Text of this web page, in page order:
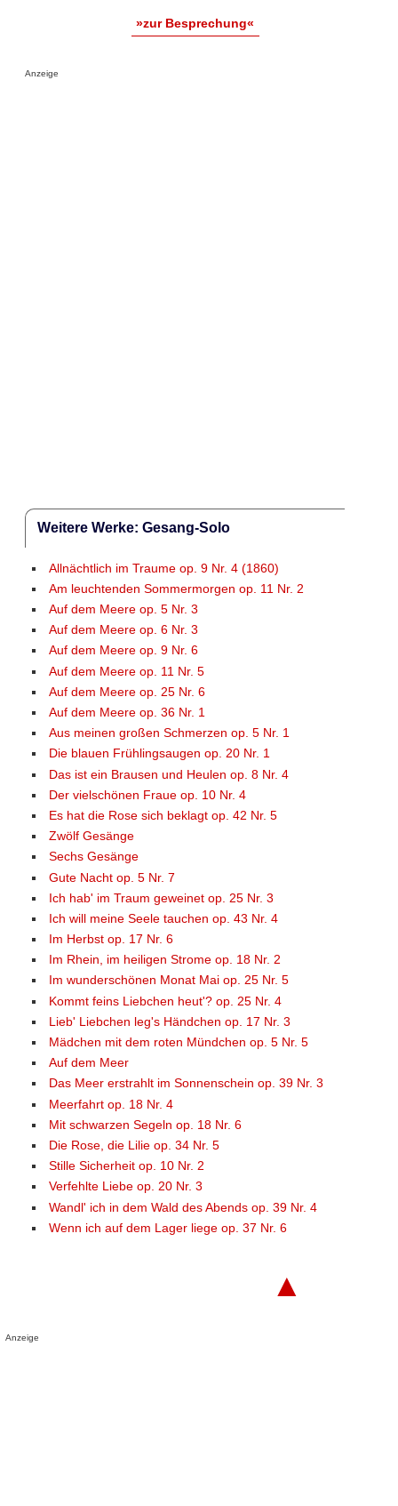
»zur Besprechung«
Anzeige
Weitere Werke: Gesang-Solo
Allnächtlich im Traume op. 9 Nr. 4 (1860)
Am leuchtenden Sommermorgen op. 11 Nr. 2
Auf dem Meere op. 5 Nr. 3
Auf dem Meere op. 6 Nr. 3
Auf dem Meere op. 9 Nr. 6
Auf dem Meere op. 11 Nr. 5
Auf dem Meere op. 25 Nr. 6
Auf dem Meere op. 36 Nr. 1
Aus meinen großen Schmerzen op. 5 Nr. 1
Die blauen Frühlingsaugen op. 20 Nr. 1
Das ist ein Brausen und Heulen op. 8 Nr. 4
Der vielschönen Fraue op. 10 Nr. 4
Es hat die Rose sich beklagt op. 42 Nr. 5
Zwölf Gesänge
Sechs Gesänge
Gute Nacht op. 5 Nr. 7
Ich hab' im Traum geweinet op. 25 Nr. 3
Ich will meine Seele tauchen op. 43 Nr. 4
Im Herbst op. 17 Nr. 6
Im Rhein, im heiligen Strome op. 18 Nr. 2
Im wunderschönen Monat Mai op. 25 Nr. 5
Kommt feins Liebchen heut'? op. 25 Nr. 4
Lieb' Liebchen leg's Händchen op. 17 Nr. 3
Mädchen mit dem roten Mündchen op. 5 Nr. 5
Auf dem Meer
Das Meer erstrahlt im Sonnenschein op. 39 Nr. 3
Meerfahrt op. 18 Nr. 4
Mit schwarzen Segeln op. 18 Nr. 6
Die Rose, die Lilie op. 34 Nr. 5
Stille Sicherheit op. 10 Nr. 2
Verfehlte Liebe op. 20 Nr. 3
Wandl' ich in dem Wald des Abends op. 39 Nr. 4
Wenn ich auf dem Lager liege op. 37 Nr. 6
▲
Anzeige